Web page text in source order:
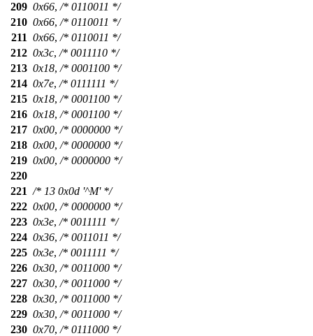
209 0x66, /* 0110011 */
210 0x66, /* 0110011 */
211 0x66, /* 0110011 */
212 0x3c, /* 0011110 */
213 0x18, /* 0001100 */
214 0x7e, /* 0111111 */
215 0x18, /* 0001100 */
216 0x18, /* 0001100 */
217 0x00, /* 0000000 */
218 0x00, /* 0000000 */
219 0x00, /* 0000000 */
220
221 /* 13 0x0d '^M' */
222 0x00, /* 0000000 */
223 0x3e, /* 0011111 */
224 0x36, /* 0011011 */
225 0x3e, /* 0011111 */
226 0x30, /* 0011000 */
227 0x30, /* 0011000 */
228 0x30, /* 0011000 */
229 0x30, /* 0011000 */
230 0x70, /* 0111000 */